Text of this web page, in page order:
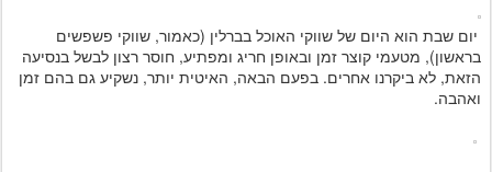
יום שבת הוא היום של שווקי האוכל בברלין (כאמור, שווקי פשפשים
בראשון), מטעמי קוצר זמן ובאופן חריג ומפתיע, חוסר רצון לבשל בנסיעה
הזאת, לא ביקרנו אחרים. בפעם הבאה, האיטית יותר, נשקיע גם בהם זמן
ואהבה.